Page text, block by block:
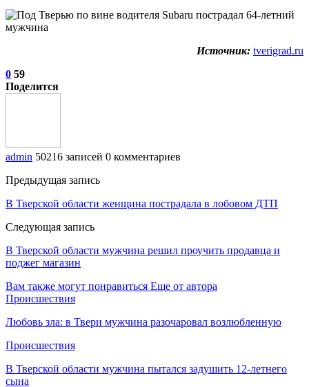
Источник: tverigrad.ru
0 59
Поделится
admin 50216 записей 0 комментариев
Предыдущая запись
В Тверской области женщина пострадала в лобовом ДТП
Следующая запись
В Тверской области мужчина решил проучить продавца и
поджег магазин
Вам также могут понравиться Еще от автора
Происшествия
Любовь зла: в Твери мужчина разочаровал возлюбленную
Происшествия
В Тверской области мужчина пытался задушить 12-летнего
сына